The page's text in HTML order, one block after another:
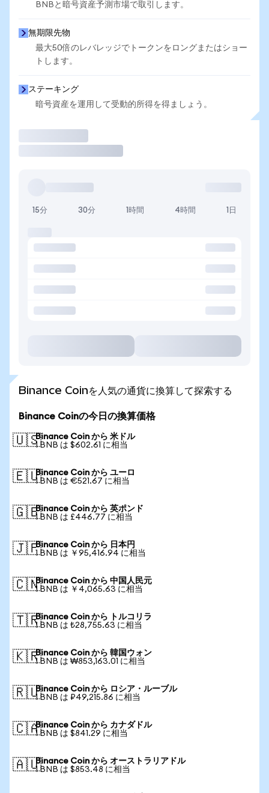
BNBと暗号資産予測市場で取引します。
無期限先物
最大50倍のレバレッジでトークンをロングまたはショー
トします。
ステーキング
暗号資産を運用して受動的所得を得ましょう。
15分 30分 1時間 4時間 1日
Binance Coinを人気の通貨に換算して探索する
Binance Coinの今日の換算価格
🇺🇸Binance Coin から 米ドル
1 BNB は $602.61 に相当
🇪🇺Binance Coin から ユーロ
1 BNB は €521.67 に相当
🇬🇧Binance Coin から 英ポンド
1 BNB は £446.77 に相当
🇯🇵Binance Coin から 日本円
1 BNB は ￥95,416.94 に相当
🇨🇳Binance Coin から 中国人民元
1 BNB は ￥4,065.63 に相当
🇹🇷Binance Coin から トルコリラ
1 BNB は ₺28,755.63 に相当
🇰🇷Binance Coin から 韓国ウォン
1 BNB は ₩853,163.01 に相当
🇷🇺Binance Coin から ロシア・ルーブル
1 BNB は ₽49,215.86 に相当
🇨🇦Binance Coin から カナダドル
1 BNB は $841.29 に相当
🇦🇺Binance Coin から オーストラリアドル
1 BNB は $853.48 に相当